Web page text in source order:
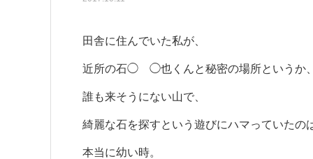
田舎に住んでいた私が、
近所の石◯ ◯也くんと秘密の場所というか、
誰も来そうにない山で、
綺麗な石を探すという遊びにハマっていたの
本当に幼い時。